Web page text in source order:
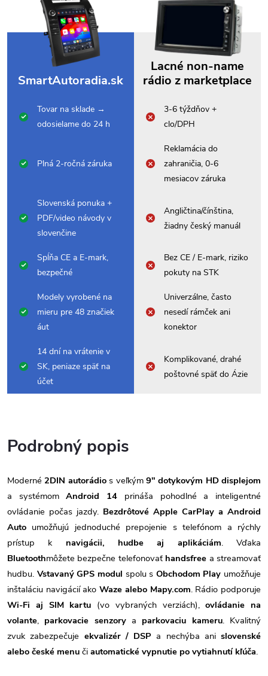
SmartAutoradia.sk
Lacné non-name
rádio z marketplace
Tovar na sklade →
odosielame do 24 h
3-6 týždňov +
clo/DPH
Plná 2-ročná záruka
Reklamácia do
zahraničia, 0-6
mesiacov záruka
Slovenská ponuka +
PDF/video návody v
slovenčine
Angličtina/čínština,
žiadny český manuál
Spĺňa CE a E-mark,
bezpečné
Bez CE / E-mark, riziko
pokuty na STK
Modely vyrobené na
mieru pre 48 značiek
áut
Univerzálne, často
nesedí rámček ani
konektor
14 dní na vrátenie v
SK, peniaze späť na
účet
Komplikované, drahé
poštovné späť do Ázie
Podrobný popis
Moderné 2DIN autorádios veľkým 9" dotykovým HD displejom
a systémomAndroid 14 prináša pohodlné a inteligentné
ovládanie počas jazdy. Bezdrôtové Apple CarPlay a Android
Auto umožňujú jednoduché prepojenie s telefónom a rýchly
prístup k navigácii, hudbe aj aplikáciám. Vďaka
Bluetoothmôžete bezpečne telefonovať handsfree a streamovať
hudbu. Vstavaný GPS modul spolu s Obchodom Play umožňuje
inštaláciu navigácií akoWaze alebo Mapy.com. Rádio podporuje
Wi-Fi aj SIM kartu (vo vybraných verziách),ovládanie na
volante, parkovacie senzorya parkovaciu kameru. Kvalitný
zvuk zabezpečuje ekvalizér / DSP a nechýba ani slovenské
alebo české menu či automatické vypnutie po vytiahnutí kľúča.